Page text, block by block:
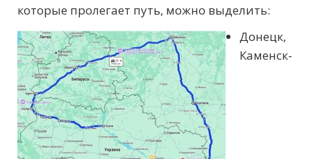
которые пролегает путь, можно выделить:
Донецк,
Каменск-